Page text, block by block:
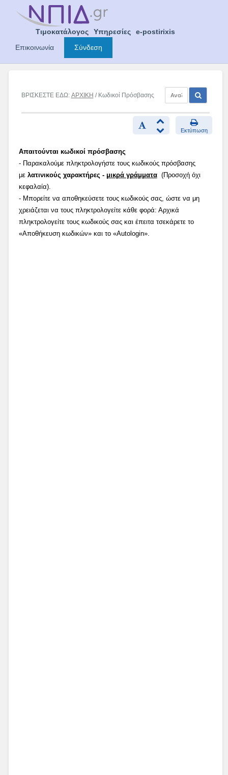
Τιμοκατάλογος Υπηρεσίες
e-postirixis
Επικοινωνία
Σύνδεση
ΒΡΙΣΚΕΣΤΕ ΕΔΩ: ΑΡΧΙΚΗ / Κωδικοί Πρόσβασης
Εκτύπωση
Απαιτούνται κωδικοί πρόσβασης
- Παρακαλούμε πληκτρολογήστε τους κωδικούς πρόσβασης
με λατινικούς χαρακτήρες - μικρά γράμματα(Προσοχή όχι
κεφαλαία).
- Μπορείτε να αποθηκεύσετε τους κωδικούς σας, ώστε να μη
χρειάζεται να τους πληκτρολογείτε κάθε φορά: Αρχικά
πληκτρολογείτε τους κωδικούς σας και έπειτα τσεκάρετε το
«Αποθήκευση κωδικών» και το «Autologin».